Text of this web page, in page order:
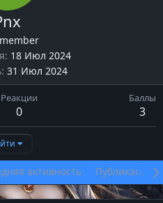
18 Июл 2024
31 Июл 2024
Реакции
0
Баллы
3
активность Публикации